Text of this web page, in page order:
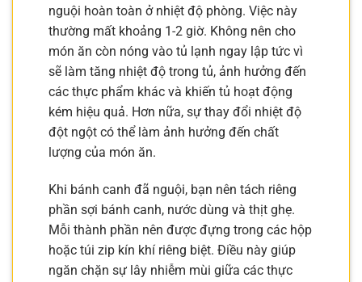
nguội hoàn toàn ở nhiệt độ phòng. Việc này
thường mất khoảng 1-2 giờ. Không nên cho
món ăn còn nóng vào tủ lạnh ngay lập tức vì
sẽ làm tăng nhiệt độ trong tủ, ảnh hưởng đến
các thực phẩm khác và khiến tủ hoạt động
kém hiệu quả. Hơn nữa, sự thay đổi nhiệt độ
đột ngột có thể làm ảnh hưởng đến chất
lượng của món ăn.
Khi bánh canh đã nguội, bạn nên tách riêng
phần sợi bánh canh, nước dùng và thịt ghẹ.
Mỗi thành phần nên được đựng trong các hộp
hoặc túi zip kín khí riêng biệt. Điều này giúp
ngăn chặn sự lây nhiễm mùi giữa các thực